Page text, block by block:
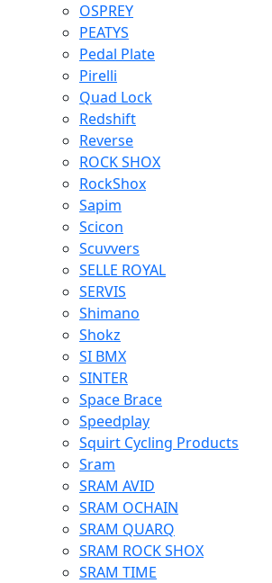
OSPREY
PEATYS
Pedal Plate
Pirelli
Quad Lock
Redshift
Reverse
ROCK SHOX
RockShox
Sapim
Scicon
Scuvvers
SELLE ROYAL
SERVIS
Shimano
Shokz
SI BMX
SINTER
Space Brace
Speedplay
Squirt Cycling Products
Sram
SRAM AVID
SRAM OCHAIN
SRAM QUARQ
SRAM ROCK SHOX
SRAM TIME